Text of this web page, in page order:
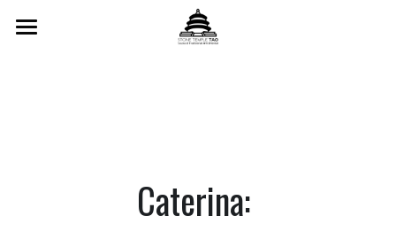
Corsi SettimanaliCaterina: